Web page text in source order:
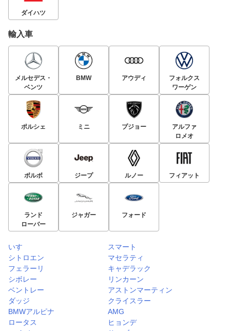
ダイハツ
輸入車
メルセデス・
ベンツ
BMW アウディ
フォルクス
ワーゲン
ポルシェ ミニ プジョー
アルファ
ロメオ
ボルボ ジープ ルノー フィアット
ランド
ローバー
ジャガー フォード
いすゞ
スマート
シトロエン
マセラティ
フェラーリ
キャデラック
シボレー
リンカーン
ベントレー
アストンマーティン
ダッジ
クライスラー
BMWアルピナ
AMG
ロータス
ヒョンデ